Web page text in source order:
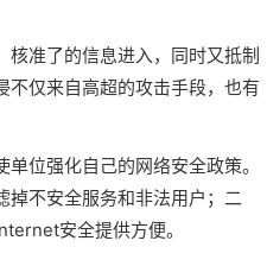
核准了的信息进入，同时又抵制
不仅来自高超的攻击手段，也有
位强化自己的网络安全政策。
掉不安全服务和非法用户；二
安全提供方便。